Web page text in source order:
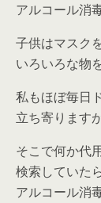
アルコール消
子供はマスク
いろいろな物
私もほぼ毎日
立ち寄ります
そこで何か代
検索していた
アルコール消